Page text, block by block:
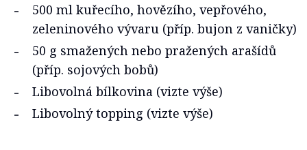
500 ml kuřecího, hovězího, vepřového,
zeleninového vývaru (příp. bujon z vaničky)
50 g smažených nebo pražených arašídů
(příp. sojových bobů)
Libovolná bílkovina (vizte výše)
Libovolný topping (vizte výše)